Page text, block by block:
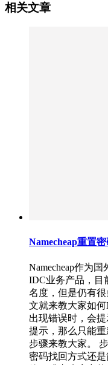
相关文章
Namecheap重置
Namecheap作为
IDC业务产品，目
名度，但是仍有
文就来教大家如何
出现错误时，会
提示，那么只能
步骤来教大家。
密码找回方式还